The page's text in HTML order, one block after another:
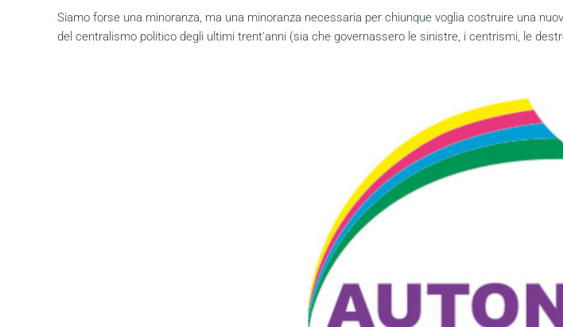
Siamo forse una minoranza, ma una minoranza necessaria per chiunque voglia costruire una
del centralismo politico degli ultimi trent'anni (sia che governassero le sinistre, i centrismi, le